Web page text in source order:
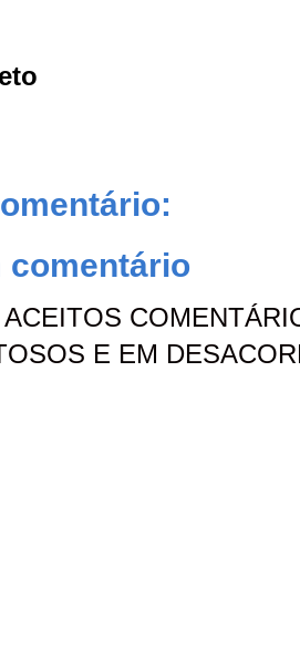
comentário
E EM